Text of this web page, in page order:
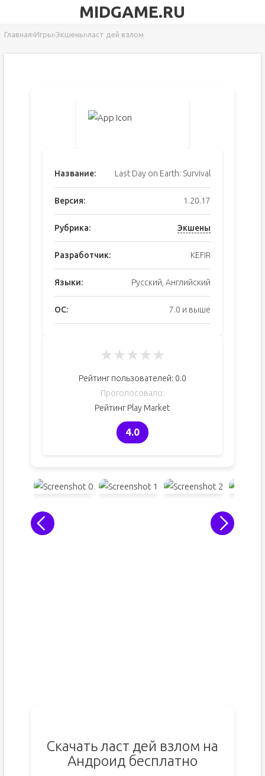
MIDGAME.RU
Главная›Игры›Экшены›ласт дей взлом
Название: Last Day on Earth: Survival
Версия: 1.20.17
Рубрика: Экшены
Разработчик: KEFIR
Языки: Русский, Английский
ОС: 7.0 и выше
★★★★★
Рейтинг пользователей: 0.0
Проголосовало:
Рейтинг Play Market
4.0
Скачать ласт дей взлом на
Андроид бесплатно